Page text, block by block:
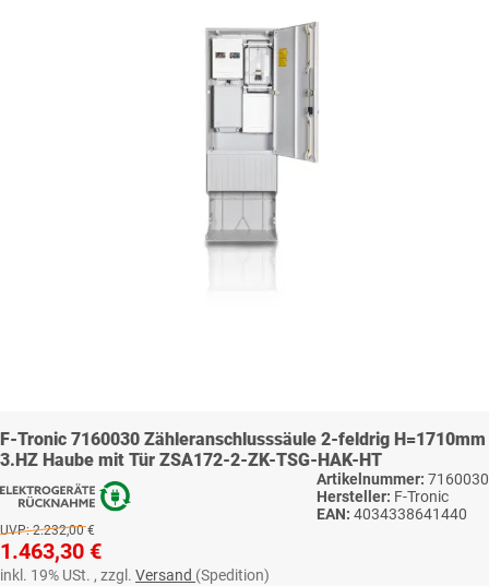
F-Tronic 7160030 Zähleranschlusssäule 2-feldrig H=1710mm
3.HZ Haube mit Tür ZSA172-2-ZK-TSG-HAK-HT
Artikelnummer: 7160030
Hersteller: F-Tronic
EAN: 4034338641440
UVP: 2.232,00 €
1.463,30 €
inkl. 19% USt. , zzgl. Versand (Spedition)